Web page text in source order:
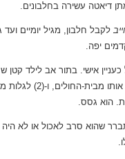
דיאטה עשירה בחלבונים.
לקבל חלבון, מגיל יומיים
יפה.
אישי. בתור אב לילד קטן
הוא גסס.